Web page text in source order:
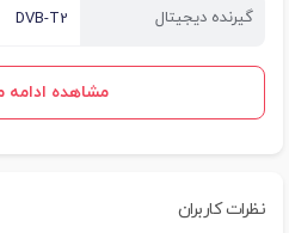
گیرنده دیجیتال DVB-T2
مشاهده
نظرات کاربران